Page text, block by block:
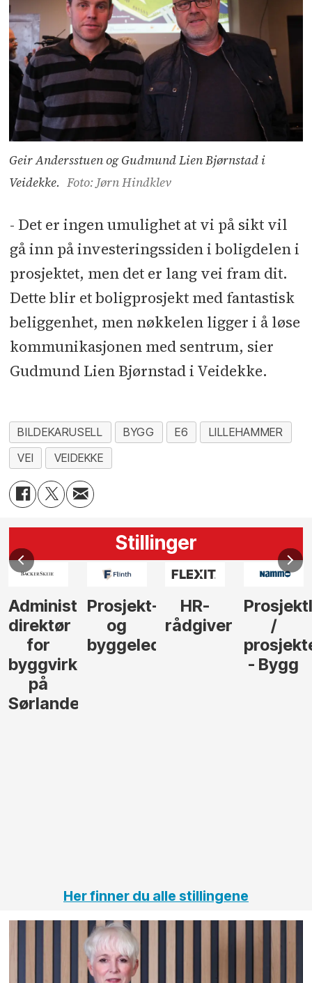
Geir Andersstuen og Gudmund Lien Bjørnstad i
Veidekke. Foto: Jørn Hindklev
- Det er ingen umulighet at vi på sikt vil
gå inn på investeringssiden i boligdelen i
prosjektet, men det er lang vei fram dit.
Dette blir et boligprosjekt med fantastisk
beliggenhet, men nøkkelen ligger i å løse
kommunikasjonen med sentrum, sier
Gudmund Lien Bjørnstad i Veidekke.
BILDEKARUSELL BYGG E6
LILLEHAMMER
VEI
VEIDEKKE
Stillinger
Administrerende
direktør
for
byggvirksomhet
på
Sørlandet
Prosjekt-
og
byggeleder
HR-
rådgiver
/
- Bygg
Her finner du alle stillingene